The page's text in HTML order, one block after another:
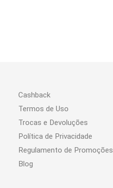
Cashback
Termos de Uso
Trocas e Devoluções
Política de Privacidade
Regulamento de Promoções
Blog